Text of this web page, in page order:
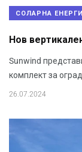
СОЛАРНА
Нов
Sunwind
комплект за
26.07.2024